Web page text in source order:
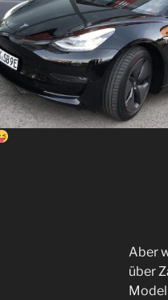
Aber
über
Model